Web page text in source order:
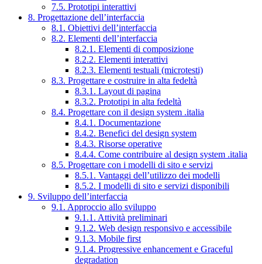
7.5. Prototipi interattivi
8. Progettazione dell’interfaccia
8.1. Obiettivi dell’interfaccia
8.2. Elementi dell’interfaccia
8.2.1. Elementi di composizione
8.2.2. Elementi interattivi
8.2.3. Elementi testuali (microtesti)
8.3. Progettare e costruire in alta fedeltà
8.3.1. Layout di pagina
8.3.2. Prototipi in alta fedeltà
8.4. Progettare con il design system .italia
8.4.1. Documentazione
8.4.2. Benefici del design system
8.4.3. Risorse operative
8.4.4. Come contribuire al design system .italia
8.5. Progettare con i modelli di sito e servizi
8.5.1. Vantaggi dell’utilizzo dei modelli
8.5.2. I modelli di sito e servizi disponibili
9. Sviluppo dell’interfaccia
9.1. Approccio allo sviluppo
9.1.1. Attività preliminari
9.1.2. Web design responsivo e accessibile
9.1.3. Mobile first
9.1.4. Progressive enhancement e Graceful
degradation